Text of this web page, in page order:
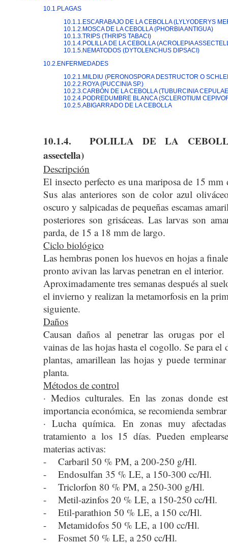
10.1.PLAGAS
10.1.1.ESCARABAJO DE LA CEBOLLA (LYLYODERYS
10.1.2.MOSCA DE LA CEBOLLA (PHORBIA ANTIGUA)
10.1.3.TRIPS (THRIPS TABACI)
10.1.4.POLILLA DE LA CEBOLLA (ACROLEPIA
10.1.5.NEMATODOS (DYTOLENCHUS DIPSACI)
10.2.ENFERMEDADES
10.2.1.MILDIU (PERONOSPORA DESTRUCTOR O
10.2.2.ROYA (PUCCINIA SP.)
10.2.3.CARBÓN DE LA CEBOLLA (TUBURCINIA
10.2.4.PODREDUMBRE BLANCA (SCLEROTIUM
10.2.5.ABIGARRADO DE LA CEBOLLA
10.1.4. POLILLA DE LA
assectella)
Descripción
El insecto perfecto es una mariposa de 15 mm
Sus alas anteriores son de color azul
oscuro y salpicadas de pequeñas escamas
posteriores son grisáceas. Las larvas son
parda, de 15 a 18 mm de largo.
Ciclo biológico
Las hembras ponen los huevos en hojas a
pronto avivan las larvas penetran en el interior.
Aproximadamente tres semanas después al
el invierno y realizan la metamorfosis en la
siguiente.
Daños
Causan daños al penetrar las orugas por
vainas de las hojas hasta el cogollo. Se para el
plantas, amarillean las hojas y puede
planta.
Métodos de control
· Medios culturales. En las zonas donde
importancia económica, se recomienda
· Lucha química. En zonas muy
tratamiento a los 15 días. Pueden
materias activas:
- Carbaril 50 % PM, a 200-250 g/Hl.
- Endosulfan 35 % LE, a 150-300 cc/Hl.
- Triclorfon 80 % PM, a 250-300 g/Hl.
- Metil-azinfos 20 % LE, a 150-250 cc/Hl.
- Etil-parathion 50 % LE, a 150 cc/Hl.
- Metamidofos 50 % LE, a 100 cc/Hl.
- Fosmet 50 % LE, a 250 cc/Hl.